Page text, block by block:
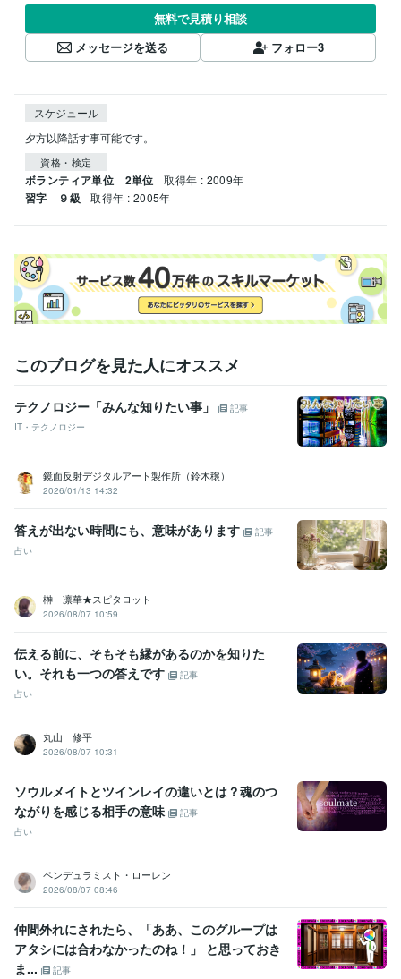
無料で見積り相談
メッセージを送る
フォロー3
スケジュール
夕方以降話す事可能です。
資格・検定
ボランティア単位 2単位 取得年 : 2009年
習字 ９級 取得年 : 2005年
このブログを見た人にオススメ
テクノロジー「みんな知りたい事」
記事
IT・テクノロジー
鏡面反射デジタルアート製作所（鈴木穣）
2026/01/13 14:32
答えが出ない時間にも、意味があります
記事
占い
榊 凛華★スピタロット
2026/08/07 10:59
伝える前に、そもそも縁があるのかを知りた
い。それも一つの答えです
記事
占い
丸山 修平
2026/08/07 10:31
ソウルメイトとツインレイの違いとは？魂のつ
ながりを感じる相手の意味
記事
占い
ペンデュラミスト・ローレン
2026/08/07 08:46
仲間外れにされたら、「ああ、このグループは
アタシには合わなかったのね！」 と思っておき
ま...
記事